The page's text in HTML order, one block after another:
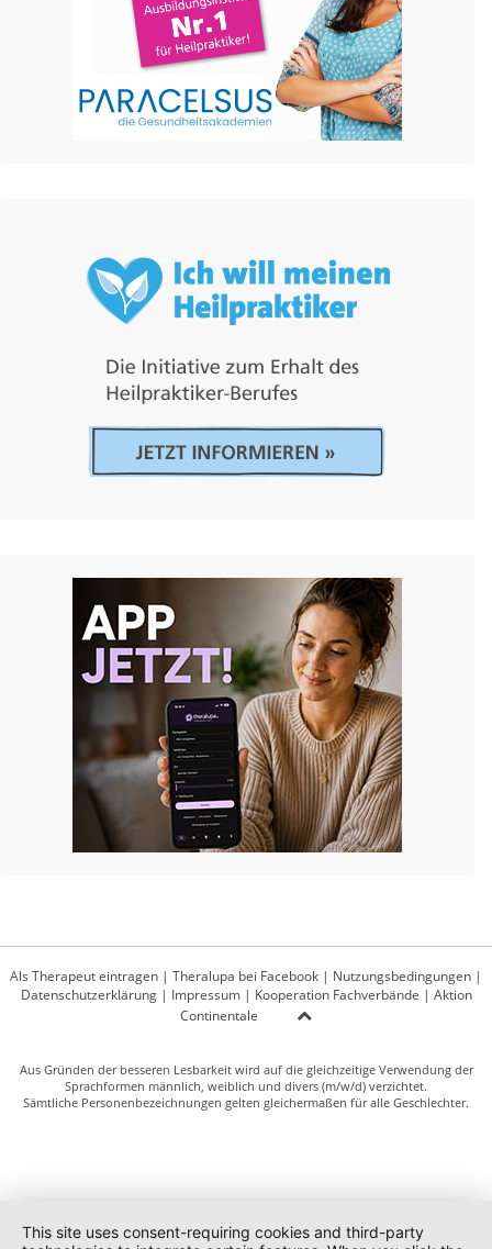
Als Therapeut eintragen | Theralupa bei Facebook | Nutzungsbedingungen |
Datenschutzerklärung| Impressum| Kooperation Fachverbände | Aktion
Continentale
Aus Gründen der besseren Lesbarkeit wird auf die gleichzeitige Verwendung der
Sprachformen männlich, weiblich und divers (m/w/d) verzichtet.
Sämtliche Personenbezeichnungen gelten gleichermaßen für alle Geschlechter.
This site uses consent-requiring cookies and third-party